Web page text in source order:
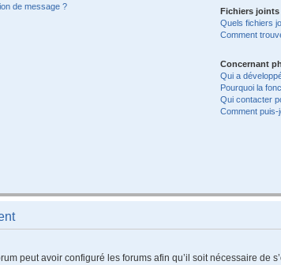
de message ?
Fichiers joints
Quels fichiers
Comment
Concernant
Qui a
Pourquoi la
Qui contacter
Comment
peut avoir configuré les forums afin qu’il soit nécessaire de